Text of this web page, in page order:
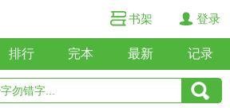
书架 登录
排行 完本 最新 记录